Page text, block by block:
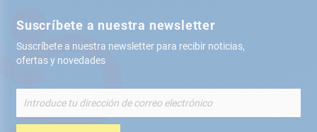
Suscríbete a nuestra newsletter
Suscríbete a nuestra newsletter para recibir noticias,
ofertas y novedades
nuestro